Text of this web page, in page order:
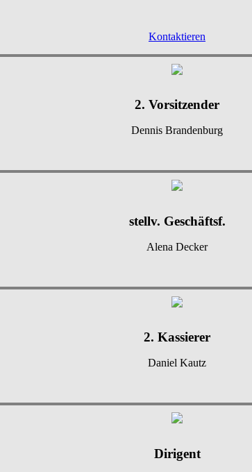
Kontaktieren
2. Vorsitzender
Dennis Brandenburg
stellv. Geschäftsf.
Alena Decker
2. Kassierer
Daniel Kautz
Dirigent